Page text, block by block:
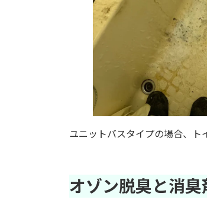
ユニットバスタイプの場合、ト
オゾン脱臭と消臭